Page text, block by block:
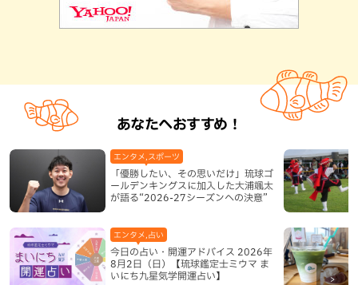
あなたへおすすめ！
「優勝したい、その思いだけ」琉球ゴ
ールデンキングスに加入した大浦颯太
が語る“2026-27シーズンへの決意”
エンタメ,スポーツ
今日の占い・開運アドバイス 2026年
8月2日（日）【琉球鑑定士ミウマ ま
いにち九星気学開運占い】
エンタメ,占い